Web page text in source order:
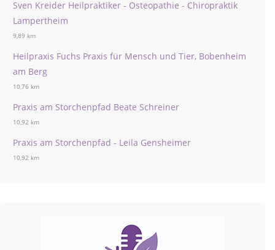
Sven Kreider Heilpraktiker - Osteopathie - Chiropraktik
Lampertheim
9,89 km
Heilpraxis Fuchs Praxis für Mensch und Tier, Bobenheim
am Berg
10,76 km
Praxis am Storchenpfad Beate Schreiner
10,92 km
Praxis am Storchenpfad - Leila Gensheimer
10,92 km